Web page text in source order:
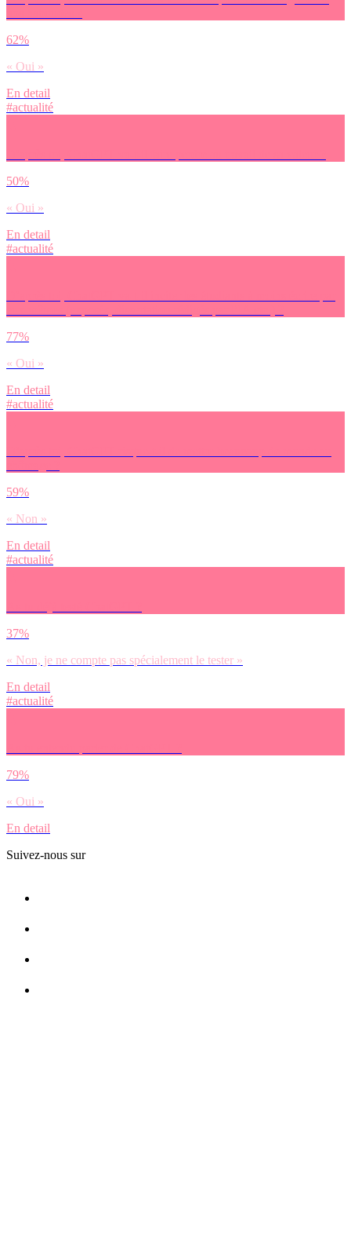
62%
« Oui »
En detail
#actualité
50%
« Oui »
En detail
#actualité
77%
« Oui »
En detail
#actualité
59%
« Non »
En detail
#actualité
37%
« Non, je ne compte pas spécialement le tester »
En detail
#actualité
79%
« Oui »
En detail
Suivez-nous sur